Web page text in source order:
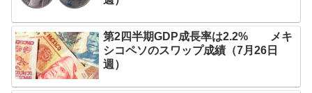
第2四半期GDP成長率は2.2% メキ
シコペソのスワップ成績（7月26日
週）